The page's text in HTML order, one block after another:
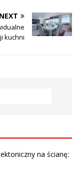
NEXT
kuchni
na ścianę: